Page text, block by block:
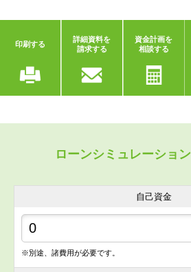
印刷する
詳細資料を
請求する
資金計画を
相談する
ローンシミュレーション
自己資金
※別途、諸費用が必要です。